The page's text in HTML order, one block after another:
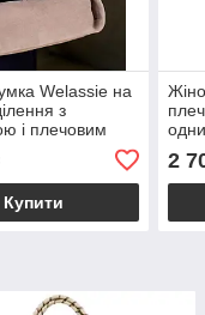
Welassie на
з
і плечовим
Купити
2